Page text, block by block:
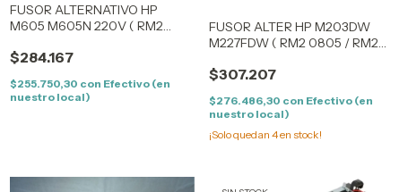
FUSOR ALTERNATIVO HP
M605 M605N 220V ( RM2
$284.167
$255.750,30 con Efectivo (en
nuestro local)
FUSOR ALTER HP M203DW
M227FDW ( RM2 0805 / RM2
$307.207
$276.486,30 con Efectivo (en
nuestro local)
¡Solo quedan4en stock!